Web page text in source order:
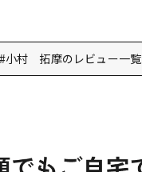
#小村 拓摩のレビュー一覧